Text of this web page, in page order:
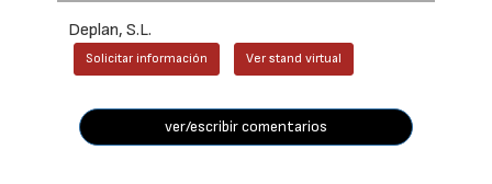
Deplan, S.L.
Solicitar información Ver stand virtual
ver/escribir comentarios